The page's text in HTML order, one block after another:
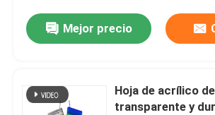
Mejor precio
Hoja de acrílico
transparente y